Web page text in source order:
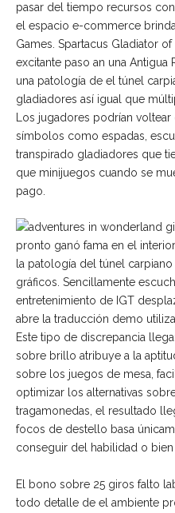
pasar del tiempo recursos
el espacio e-commerce
Games. Spartacus Gladiator
excitante paso an una
una patologí­a de el túnel
gladiadores así­ igual que
Los jugadores podrían
símbolos como espadas,
transpirado gladiadores que
que minijuegos cuando se
pago.
pronto ganó fama en el
la patologí­a del túnel
gráficos. Sencillamente
entretenimiento de IGT
abre la traducción demo
Este tipo de discrepancia
sobre brillo atribuye a la
sobre los juegos de mesa,
optimizar los alternativas
tragamonedas, el resultado
focos de destello basa
conseguir del habilidad o
El bono sobre 25 giros falto
todo detalle de el ambiente